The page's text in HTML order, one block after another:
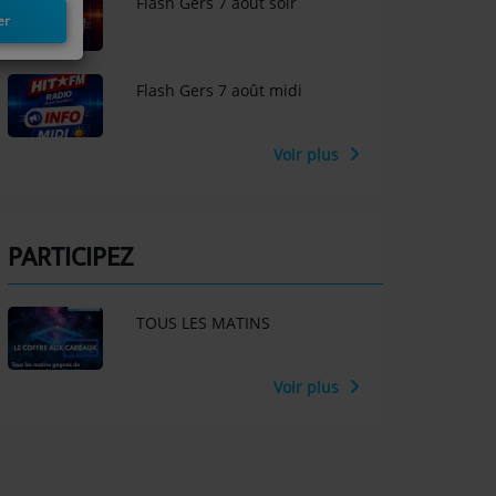
Flash Gers 7 août midi
Voir plus
PARTICIPEZ
TOUS LES MATINS
Voir plus